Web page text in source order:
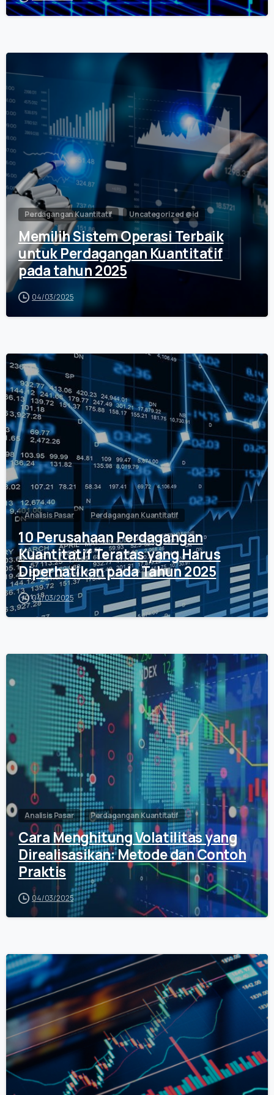
Perdagangan Kuantitatif Uncategorized @id
Memilih Sistem Operasi Terbaik
untuk Perdagangan Kuantitatif
pada tahun 2025
04/03/2025
0
Analisis Pasar Perdagangan Kuantitatif
10 Perusahaan Perdagangan
Kuantitatif Teratas yang Harus
Diperhatikan pada Tahun 2025
04/03/2025
0
Analisis Pasar Perdagangan Kuantitatif
Cara Menghitung Volatilitas yang
Direalisasikan: Metode dan Contoh
Praktis
04/03/2025
0